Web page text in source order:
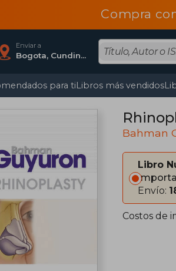
Compra
Enviar a
Bogota, Cundinamarca
para tiLibros más vendidos
Bahman
Libro
Envío:
Costos de